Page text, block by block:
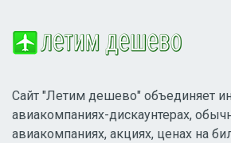
Сайт "Летим дешево" объединяет
авиакомпаниях-дискаунтерах,
авиакомпаниях, акциях, ценах на